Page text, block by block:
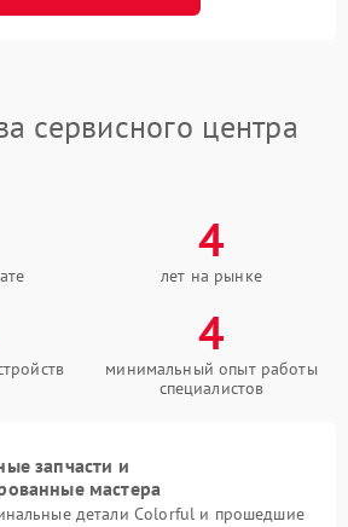
сервисного центра
4
лет на рынке
4
минимальный опыт работы
специалистов
запчасти и
мастера
детали Colorful и прошедшие